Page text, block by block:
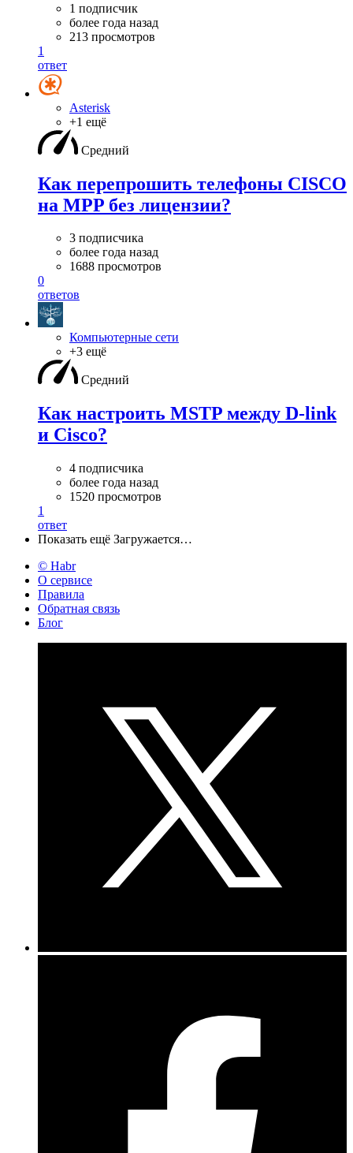
1 подписчик
более года назад
213 просмотров
1
ответ
Asterisk
+1 ещё
Средний
Как перепрошить телефоны CISCO
на MPP без лицензии?
3 подписчика
более года назад
1688 просмотров
0
ответов
Компьютерные сети
+3 ещё
Средний
Как настроить MSTP между D-link
и Cisco?
4 подписчика
более года назад
1520 просмотров
1
ответ
Показать ещё Загружается…
© Habr
О сервисе
Правила
Обратная связь
Блог